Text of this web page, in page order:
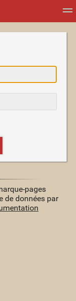
Flux
pages
de données par